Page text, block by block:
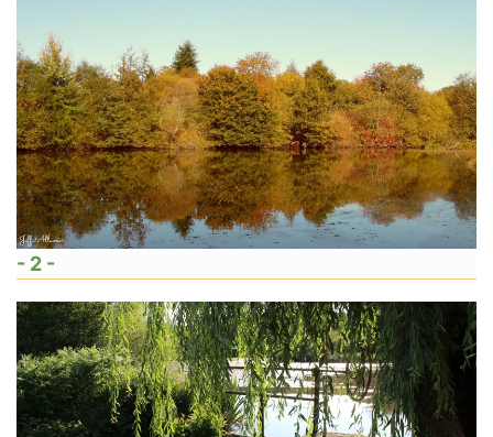
- 2 -